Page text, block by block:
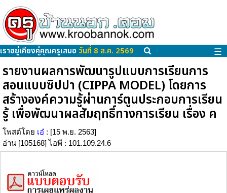
เราอยู่เคียงคู่คุณครูเสมอ วันที่ 8 ส.ค. 2569 ☰
รายงานผลการพัฒนารูปแบบการเรียนการ
สอนแบบซิปปา (CIPPA MODEL) โดยการ
สร้างองค์ความรู้ผ่านการ์ตูนประกอบการเรียน
รู้ เพื่อพัฒนาผลสัมฤทธิ์ทางการเรียน เรื่อง ค
โพสต์โดย เอ๋ : [15 พ.ย. 2563]
อ่าน [105168] ไอพี : 101.109.24.6